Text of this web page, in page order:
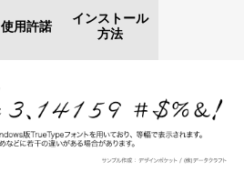
使用許諾
インストール
方法